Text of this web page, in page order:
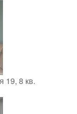
19, 8 кв.